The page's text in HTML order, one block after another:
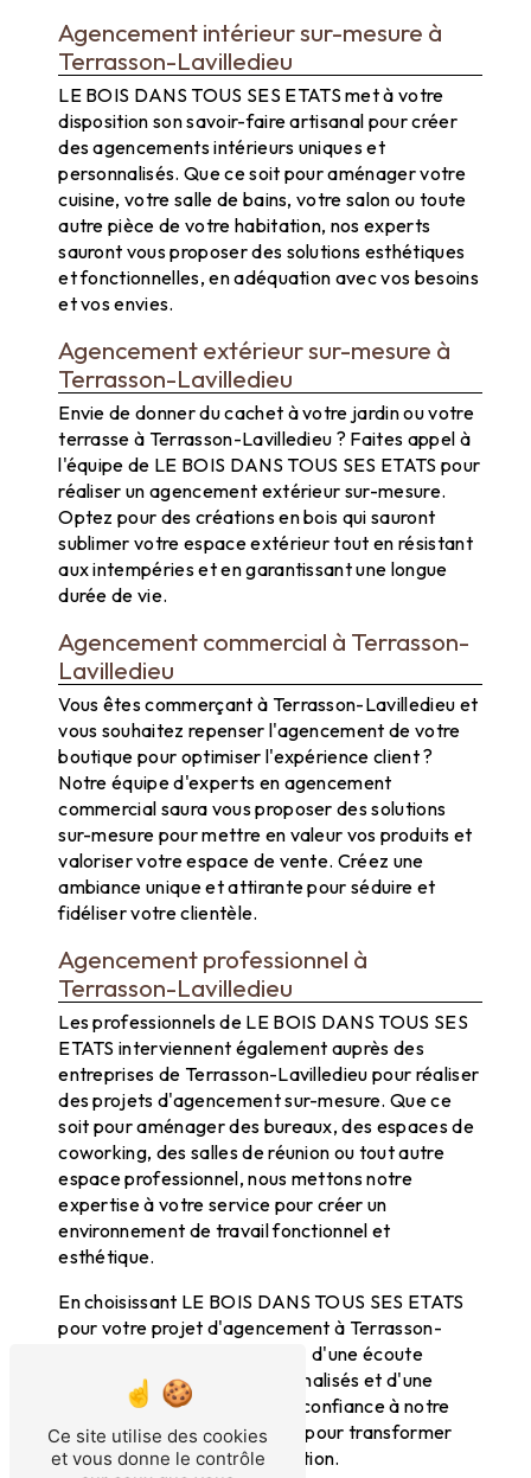
Agencement intérieur sur-mesure à
Terrasson-Lavilledieu
LE BOIS DANS TOUS SES ETATS met à votre
disposition son savoir-faire artisanal pour créer
des agencements intérieurs uniques et
personnalisés. Que ce soit pour aménager votre
cuisine, votre salle de bains, votre salon ou toute
autre pièce de votre habitation, nos experts
sauront vous proposer des solutions esthétiques
et fonctionnelles, en adéquation avec vos besoins
et vos envies.
Agencement extérieur sur-mesure à
Terrasson-Lavilledieu
Envie de donner du cachet à votre jardin ou votre
terrasse à Terrasson-Lavilledieu ? Faites appel à
l'équipe de LE BOIS DANS TOUS SES ETATS pour
réaliser un agencement extérieur sur-mesure.
Optez pour des créations en bois qui sauront
sublimer votre espace extérieur tout en résistant
aux intempéries et en garantissant une longue
durée de vie.
Agencement commercial à Terrasson-
Lavilledieu
Vous êtes commerçant à Terrasson-Lavilledieu et
vous souhaitez repenser l'agencement de votre
boutique pour optimiser l'expérience client ?
Notre équipe d'experts en agencement
commercial saura vous proposer des solutions
sur-mesure pour mettre en valeur vos produits et
valoriser votre espace de vente. Créez une
ambiance unique et attirante pour séduire et
fidéliser votre clientèle.
Agencement professionnel à
Terrasson-Lavilledieu
Les professionnels de LE BOIS DANS TOUS SES
ETATS interviennent également auprès des
entreprises de Terrasson-Lavilledieu pour réaliser
des projets d'agencement sur-mesure. Que ce
soit pour aménager des bureaux, des espaces de
coworking, des salles de réunion ou tout autre
espace professionnel, nous mettons notre
expertise à votre service pour créer un
environnement de travail fonctionnel et
esthétique.
En choisissant LE BOIS DANS TOUS SES ETATS
pour votre projet d'agencement à Terrasson-
Lavilledieu, vous bénéficierez d'une écoute
attentive, de conseils personnalisés et d'une
réalisation de qualité. Faites confiance à notre
équipe d'artisans passionnés pour transformer
vos espaces en lieux d'exception.
Ce site utilise des cookies
et vous donne le contrôle